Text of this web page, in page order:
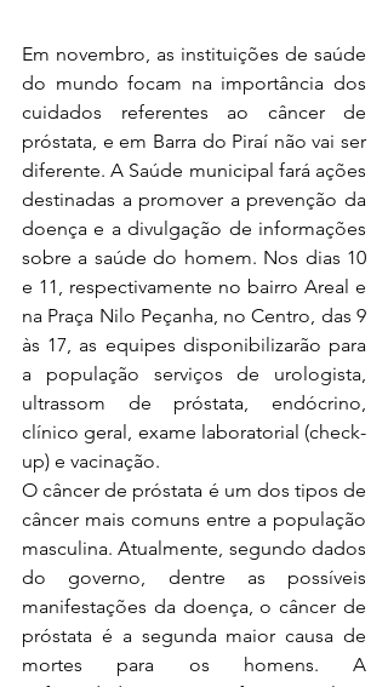
Em novembro, as instituições de saúde
do mundo focam na importância dos
cuidados referentes ao câncer de
próstata, e em Barra do Piraí não vai ser
diferente. A Saúde municipal fará ações
destinadas a promover a prevenção da
doença e a divulgação de informações
sobre a saúde do homem. Nos dias 10
e 11, respectivamente no bairro Areal e
na Praça Nilo Peçanha, no Centro, das 9
às 17, as equipes disponibilizarão para
a população serviços de urologista,
ultrassom de próstata, endócrino,
clínico geral, exame laboratorial (check-
up) e vacinação.
O câncer de próstata é um dos tipos de
câncer mais comuns entre a população
masculina. Atualmente, segundo dados
do governo, dentre as possíveis
manifestações da doença, o câncer de
próstata é a segunda maior causa de
mortes para os homens. A